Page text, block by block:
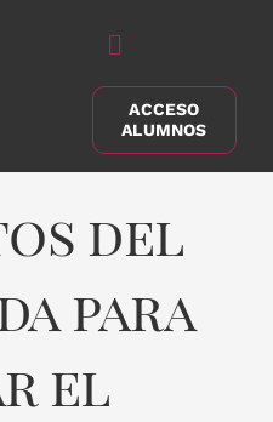
Alternar
navegación
Buscar:
ACCESO
ALUMNOS
del
para
el